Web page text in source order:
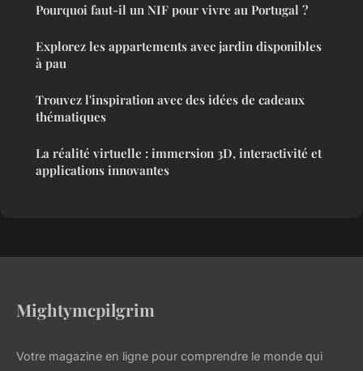
Pourquoi faut-il un NIF pour vivre au Portugal ?
Explorez les appartements avec jardin disponibles
à pau
Trouvez l'inspiration avec des idées de cadeaux
thématiques
La réalité virtuelle : immersion 3D, interactivité et
applications innovantes
Mightymcpilgrim
Votre magazine en ligne pour comprendre le monde qui